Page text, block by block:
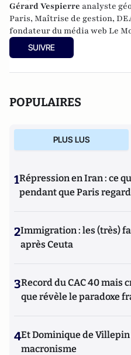
Gérard Vespierre analyste
Paris, Maîtrise de gestion,
fondateur du média web Le
monde-decrypte.com
SUIVRE
POPULAIRES
PLUS LUS
1Répression en Iran : ce
pendant que Paris
2Immigration : les (très)
après Ceuta
3Record du CAC 40 mais
que révèle le paradoxe
4Et Dominique de
macronisme